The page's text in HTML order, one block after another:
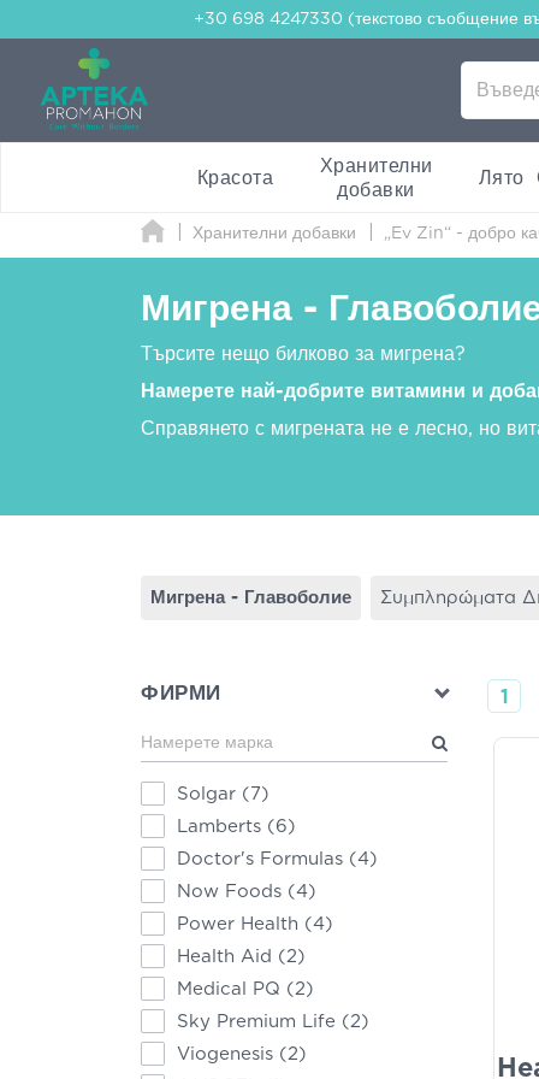
+30 698 4247330 (текстово съобщение
Красота
Хранителни
добавки
Лято
Хранителни добавки „Ev Zin“ - добро
Мигрена -
Търсите нещо билково за мигрена?
Намерете най-добрите витамини и
Справянето с мигрената не е лесно, но
Мигрена - Главоболие Συμπληρώματα
ФИРМИ
Solgar (7)
Lamberts (6)
Doctor's Formulas (4)
Now Foods (4)
Power Health (4)
Health Aid (2)
Medical PQ (2)
Sky Premium Life (2)
Viogenesis (2)
1